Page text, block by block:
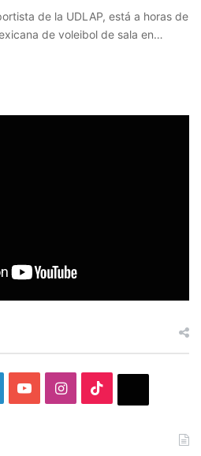
de la UDLAP, está a horas de
de voleibol de sala en…
YouTubeInstagram